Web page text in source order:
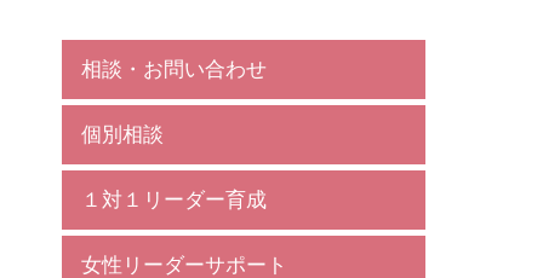
相談・お問い合わせ
個別相談
１対１リーダー育成
女性リーダーサポート